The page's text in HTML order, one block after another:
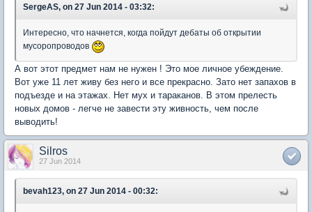
SergeAS, on 27 Jun 2014 - 03:32:
Интересно, что начнется, когда пойдут дебаты об открытии
мусоропроводов
А вот этот предмет нам не нужен ! Это мое личное убеждение.
Вот уже 11 лет живу без него и все прекрасно. Зато нет запахов в
подъезде и на этажах. Нет мух и тараканов. В этом прелесть
новых домов - легче не завести эту живность, чем после
выводить!
Silros
27 Jun 2014
bevah123, on 27 Jun 2014 - 00:32: